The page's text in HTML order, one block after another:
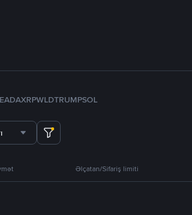
ADAXRPWLDTRUMPSOL
Əlçatan/Sifariş limiti